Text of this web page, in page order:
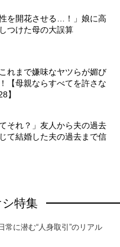
を開花させる…！」娘に高
つけた母の大誤算
れまで嫌味なヤツらが媚び
【母親ならすべてを許さな
】
それ？」友人から夫の過去
て結婚した夫の過去まで信
特集
常に潜む“人身取引”のリアル